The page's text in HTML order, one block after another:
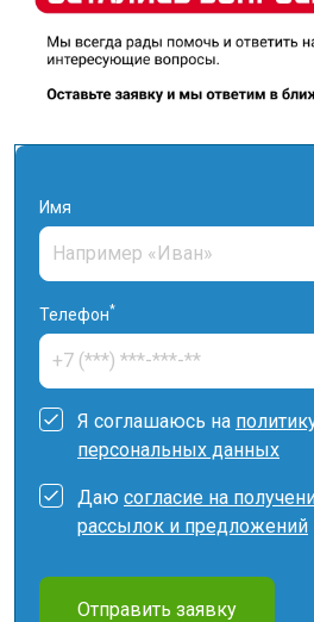
Имя
Телефон*
Я соглашаюсь на
персональных данных
Даю согласие на
рассылок и предложений
Отправить заявку